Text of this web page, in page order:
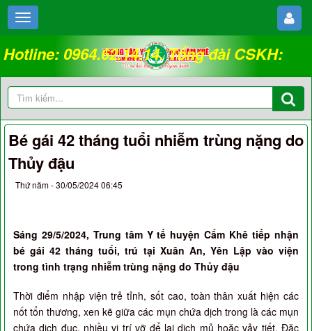
Hotline: 0964.62.14.14. Tổng đài CSKH:
18008262
Bé gái 42 tháng tuổi nhiễm trùng nặng do
Thủy đậu
Thứ năm - 30/05/2024 06:45
Sáng 29/5/2024, Trung tâm Y tế huyện Cẩm Khê tiếp nhận
bé gái 42 tháng tuổi, trú tại Xuân An, Yên Lập vào viện
trong tình trạng nhiễm trùng nặng do Thủy đậu
Thời điểm nhập viện trẻ tỉnh, sốt cao, toàn thân xuất hiện các
nốt tổn thương, xen kẽ giữa các mụn chứa dịch trong là các mụn
chứa dịch đục, nhiều vị trí vỡ để lại dịch mủ hoặc vảy tiết. Đặc